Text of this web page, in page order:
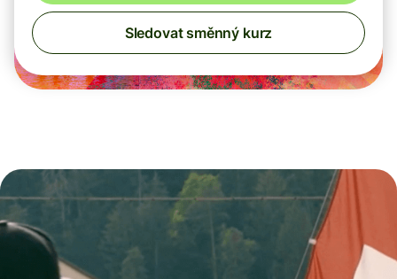
Sledovat směnný kurz